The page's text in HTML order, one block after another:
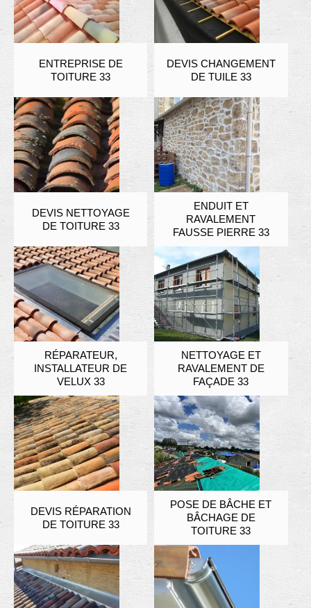
ENTREPRISE DE
TOITURE 33
DEVIS CHANGEMENT
DE TUILE 33
DEVIS NETTOYAGE
DE TOITURE 33
ENDUIT ET
RAVALEMENT
FAUSSE PIERRE 33
RÉPARATEUR,
INSTALLATEUR DE
VELUX 33
NETTOYAGE ET
RAVALEMENT DE
FAÇADE 33
DEVIS RÉPARATION
DE TOITURE 33
POSE DE BÂCHE ET
BÂCHAGE DE
TOITURE 33